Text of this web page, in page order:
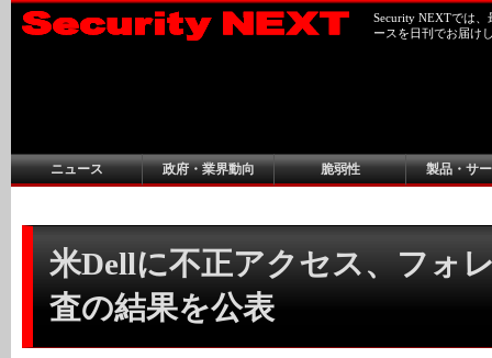
Security NEXTでは
ースを日刊でお届け
ニュース 政府・業界動向 脆弱性 製品・サ
米Dellに不正アクセス、フォ
査の結果を公表